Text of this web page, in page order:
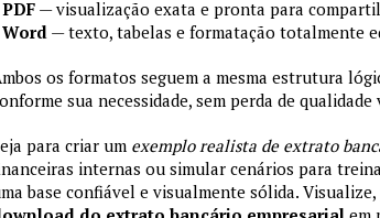
PDF — visualização exata e pronta para
Word — texto, tabelas e formatação totalmente
os formatos seguem a mesma estrutura
sua necessidade, sem perda de qualidade
para criar um exemplo realista de extrato
internas ou simular cenários para
base confiável e visualmente sólida.